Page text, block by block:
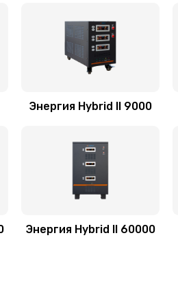
Энергия Hybrid II 9000
Энергия Hybrid II 60000